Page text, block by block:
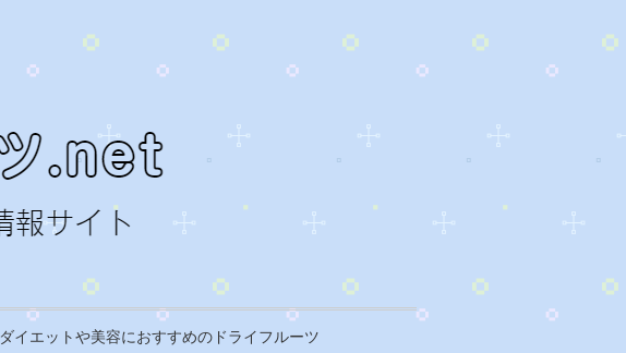
ダイエットや美容におすすめのドライフルーツ